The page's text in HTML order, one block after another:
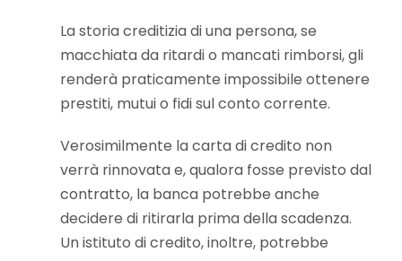
La storia creditizia di una persona, se
macchiata da ritardi o mancati rimborsi, gli
renderà praticamente impossibile ottenere
prestiti, mutui o fidi sul conto corrente.
Verosimilmente la carta di credito non
verrà rinnovata e, qualora fosse previsto dal
contratto, la banca potrebbe anche
decidere di ritirarla prima della scadenza.
Un istituto di credito, inoltre, potrebbe